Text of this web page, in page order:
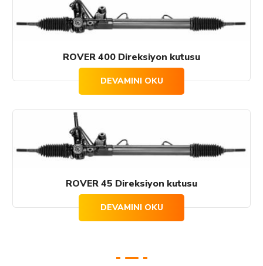
ROVER 400 Direksiyon kutusu
DEVAMINI OKU
ROVER 45 Direksiyon kutusu
DEVAMINI OKU